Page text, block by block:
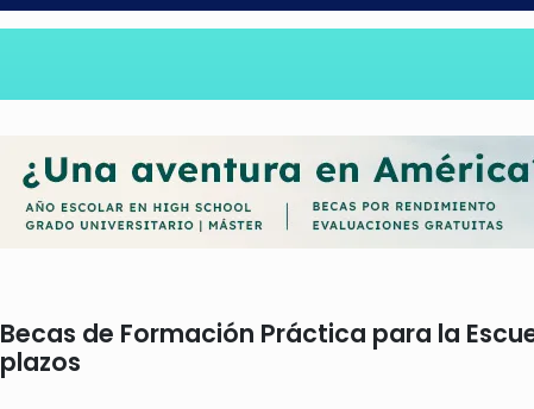
Becas de Formación Práctica para la
plazos